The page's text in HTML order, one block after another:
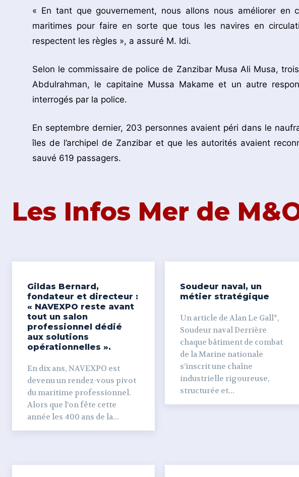
« En tant que gouvernement, nous allons nous améliorer en
maritimes pour faire en sorte que tous les navires en
respectent les règles », a assuré M. Idi.
Selon le commissaire de police de Zanzibar Musa Ali Musa,
Abdulrahman, le capitaine Mussa Makame et un autre
interrogés par la police.
En septembre dernier, 203 personnes avaient péri dans le
îles de l’archipel de Zanzibar et que les autorités avaient
sauvé 619 passagers.
Les Infos Mer de
Gildas Bernard,
fondateur et directeur :
« NAVEXPO reste avant
tout un salon
professionnel dédié
aux solutions
opérationnelles ».
En dix ans, NAVEXPO est
devenu un rendez-vous pivot
du maritime professionnel.
Alors que l'on fête cette
année les 400 ans de la...
Soudeur naval, un
métier stratégique
Un article de Alan Le Gall*,
Soudeur naval Derrière
chaque bâtiment de combat
de la Marine nationale
s’inscrit une chaîne
industrielle rigoureuse,
structurée et...